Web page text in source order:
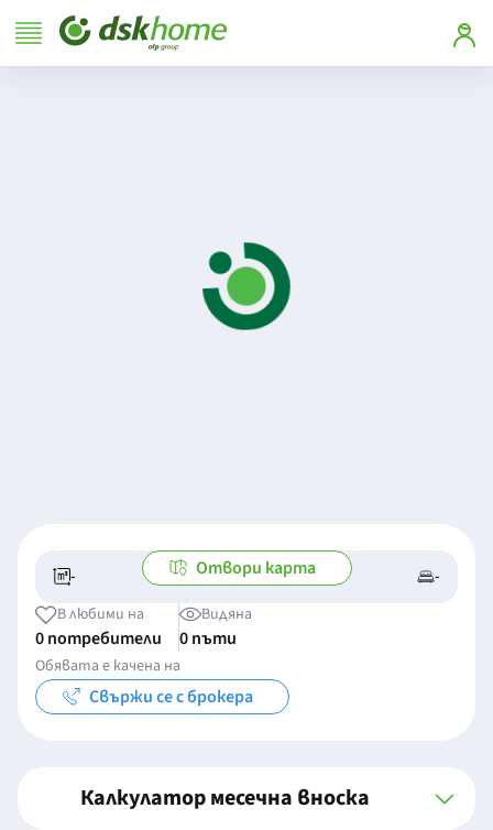
- -/- -
Отвори карта
В любими на
0 потребители
Видяна
0 пъти
Обявата е качена на
Свържи се с брокера
Калкулатор месечна вноска